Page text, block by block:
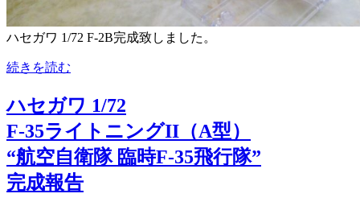
ハセガワ 1/72 F-2B完成致しました。
続きを読む
ハセガワ 1/72
F-35ライトニングII（A型）
“航空自衛隊 臨時F-35飛行隊”
完成報告